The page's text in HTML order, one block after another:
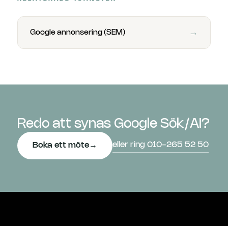
Google annonsering (SEM) →
Redo att synas Google Sök/AI?
Boka ett möte → eller ring 010-265 52 50